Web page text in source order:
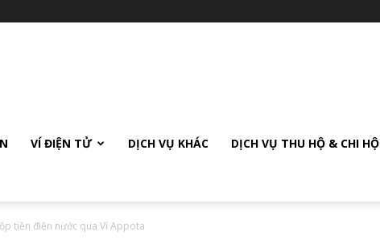
VÍ ĐIỆN TỬ DỊCH VỤ KHÁC DỊCH VỤ THU HỘ & CHI HỘ
tiền điện nước qua Ví Appota